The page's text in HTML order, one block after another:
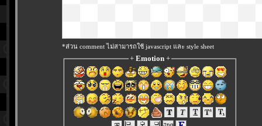
*ส่วน comment ไม่สามารถใช้ javascript และ style sheet
+ Emotion+